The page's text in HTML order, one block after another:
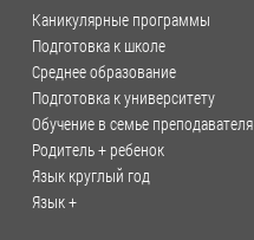
Каникулярные программы
Подготовка к школе
Среднее образование
Подготовка к университету
Обучение в семье преподавателя
Родитель + ребенок
Язык круглый год
Язык +